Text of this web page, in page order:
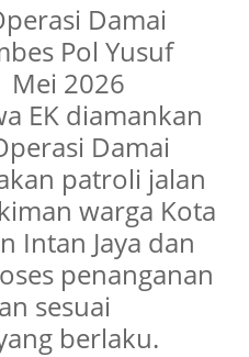
Damai
Pol Yusuf
Mei 2026
EK diamankan
Damai
patroli jalan
warga Kota
Intan Jaya dan
penanganan
sesuai
berlaku.